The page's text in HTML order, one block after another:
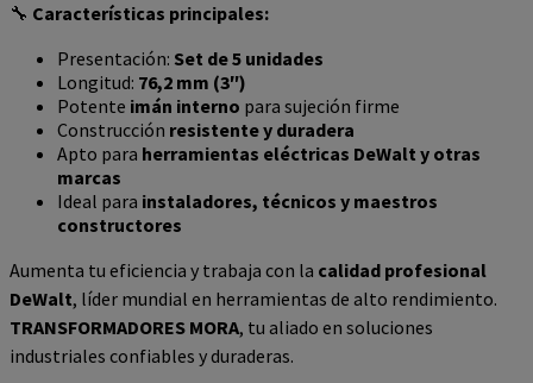
🔧 Características principales:
Presentación: Set de 5 unidades
Longitud: 76,2 mm (3″)
Potente imán interno para sujeción firme
Construcción resistente y duradera
Apto para herramientas eléctricas DeWalt y otras
marcas
Ideal para instaladores, técnicos y maestros
constructores
Aumenta tu eficiencia y trabaja con la calidad profesional
DeWalt, líder mundial en herramientas de alto rendimiento.
TRANSFORMADORES MORA, tu aliado en soluciones
industriales confiables y duraderas.